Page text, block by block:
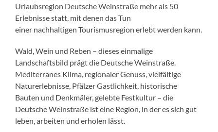
Urlaubsregion Deutsche Weinstraße mehr als 50
Erlebnisse statt, mit denen das Tun
einer nachhaltigen Tourismusregion erlebt werden kann.
Wald, Wein und Reben – dieses einmalige
Landschaftsbild prägt die Deutsche Weinstraße.
Mediterranes Klima, regionaler Genuss, vielfältige
Naturerlebnisse, Pfälzer Gastlichkeit, historische
Bauten und Denkmäler, gelebte Festkultur – die
Deutsche Weinstraße ist eine Region, in der es sich gut
leben, arbeiten und erholen lässt.